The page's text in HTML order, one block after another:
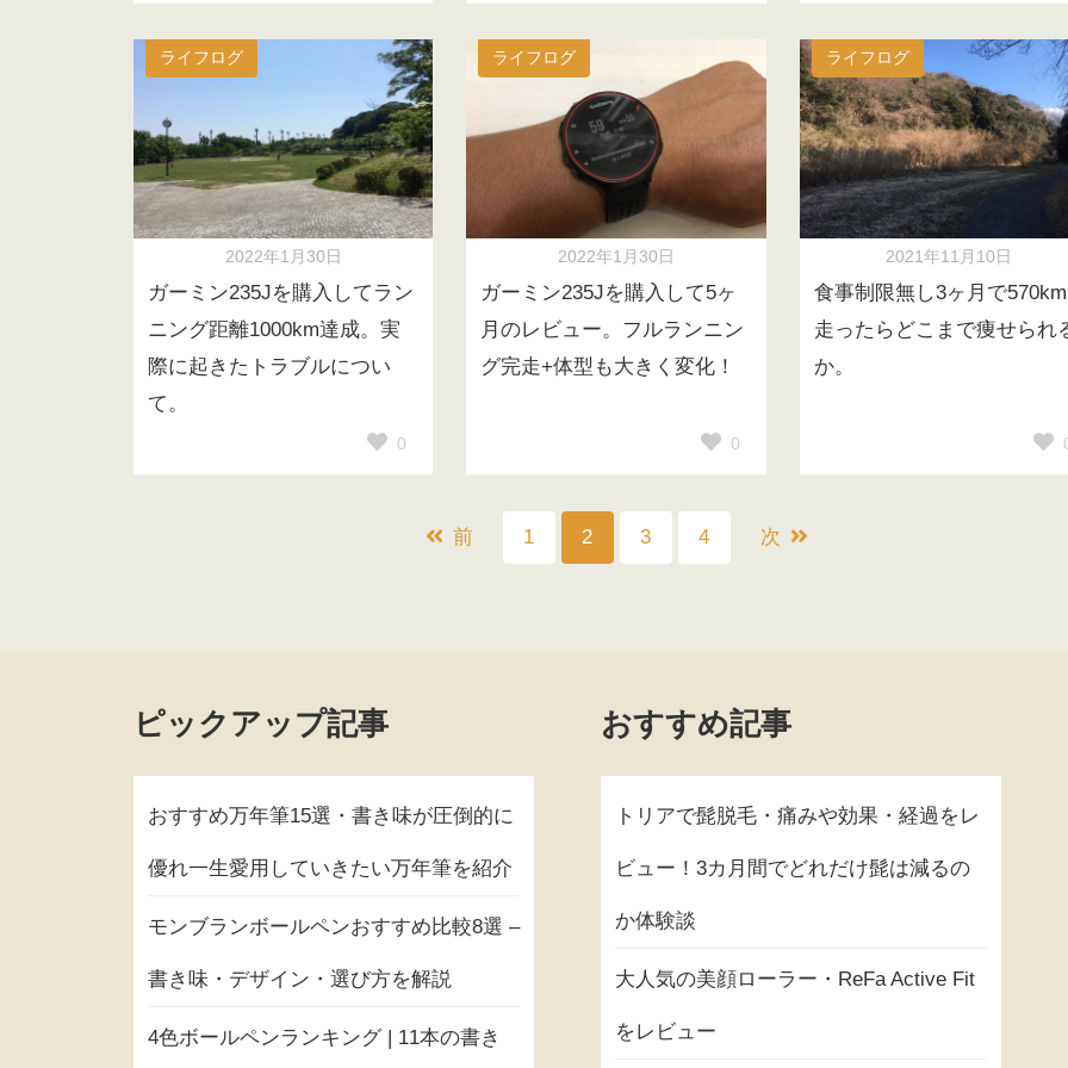
ライフログ
2022年1月30日
ガーミン235Jを購入してラン
ニング距離1000km達成。実
際に起きたトラブルについ
て。
0
ライフログ
2022年1月30日
ガーミン235Jを購入して5ヶ
月のレビュー。フルランニン
グ完走+体型も大きく変化！
0
ライフログ
2021年11月10日
食事制限無し3ヶ月で570km
走ったらどこまで痩せられ
か。
前 1 2 3 4 次
ピックアップ記事
おすすめ万年筆15選・書き味が圧倒的に
優れ一生愛用していきたい万年筆を紹介
モンブランボールペンおすすめ比較8選 –
書き味・デザイン・選び方を解説
4色ボールペンランキング | 11本の書き
おすすめ記事
トリアで髭脱毛・痛みや効果・経過をレ
ビュー！3カ月間でどれだけ髭は減るの
か体験談
大人気の美顔ローラー・ReFa Active Fit
をレビュー